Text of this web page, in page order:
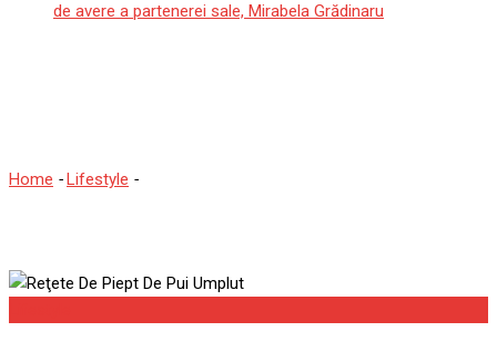
de avere a partenerei sale, Mirabela Grădinaru
Home -Lifestyle -